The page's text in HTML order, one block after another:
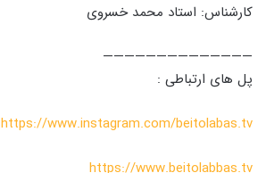
کارشناس: استاد محمد خسروی
——————————————
پل های ارتباطی :
https://www.instagram.com/beitolabas.tv
https://www.beitolabbas.tv